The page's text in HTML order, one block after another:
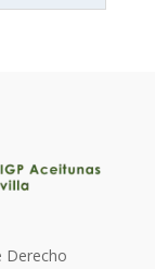
Derecho